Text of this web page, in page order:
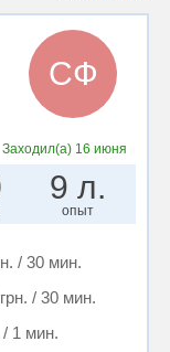
СФ
Заходил(а) 16 июня
9 л.
опыт
/ 30 мин.
/ 30 мин.
/ 1 мин.